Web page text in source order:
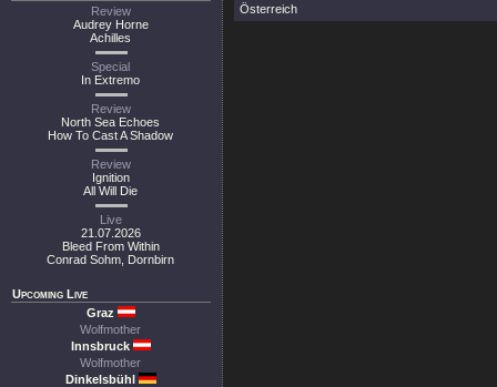
Review
Audrey Horne
Achilles
Special
In Extremo
Review
North Sea Echoes
How To Cast A Shadow
Review
Ignition
All Will Die
Live
21.07.2026
Bleed From Within
Conrad Sohm, Dornbirn
Upcoming Live
Graz
Wolfmother
Innsbruck
Wolfmother
Dinkelsbühl
Österreich